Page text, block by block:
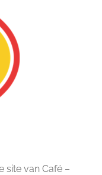
site van Café –